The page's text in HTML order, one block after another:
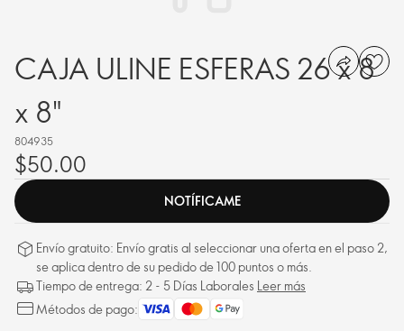
CAJA ULINE ESFERAS 26 x 8
x 8"
804935
$50.00
NOTÍFICAME
Envío gratuito: Envío gratis al seleccionar una oferta en el paso 2,
se aplica dentro de su pedido de 100 puntos o más.
Tiempo de entrega: 2 - 5 Días Laborales Leer más
Métodos de pago: